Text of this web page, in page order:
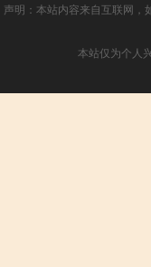
声明：本站内容来自互联网
本站仅为个人